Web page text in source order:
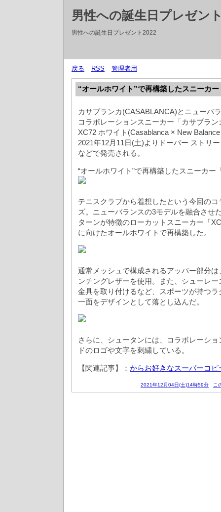
男性への誕生日プレゼン
男性への誕生日プレゼント2022
戻る RSS 管理者用
“オールホワイト”で再構築したスニーカ
カサブランカ(CASABLANCA)とニューバ
コラボレーションスニーカー「カサブラ
XC72 ホワイト(Casablanca × New
2021年12月11日(土)よりドーバー ストリ
などで発売される。
“オールホワイト”で再構築したスニーカー
テニスクラブから着想したという今回の
ズ。ニューバランスの3モデルを融合させ
ターンが特徴のローカットスニーカー「
に向けたオールホワイトで再構築した。
通常メッシュで構成されるアッパー部分
ンチングレザーを使用。また、シューレ
金具を取り付けるなど、スポーツが持つ
一面をデザインとして落とし込んだ。
さらに、シュータンには、コラボレーシ
ドのロゴや文字を刺繍している。
【関連記事】： からお好きなスーパーコ
2021年12月04日(土)14時59分 こ